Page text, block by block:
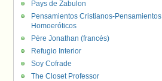
Pays de Zabulon
Pensamientos Cristianos-Pensamientos
Homoeróticos
Père Jonathan (francés)
Refugio Interior
Soy Cofrade
The Closet Professor